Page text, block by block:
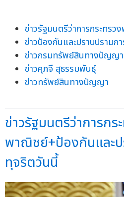
ข่าวรัฐมนตรีว่าการกระทรว
ข่าวป้องกันและปราบปรามก
ข่าวกรมทรัพย์สินทางปัญญา
ข่าวศุภจี สุธรรมพันธุ์
ข่าวทรัพย์สินทางปัญญา
ข่าวรัฐมนตรีว่าการกร
พาณิชย์+ป้องกันและป
ทุจริตวันนี้